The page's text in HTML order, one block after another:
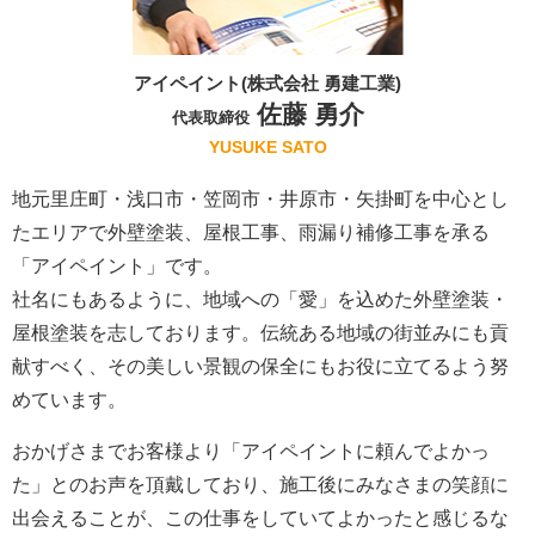
アイペイント(株式会社 勇建工業)
代表取締役佐藤 勇介
YUSUKE SATO
地元里庄町・浅口市・笠岡市・井原市・矢掛町を中心とし
たエリアで外壁塗装、屋根工事、雨漏り補修工事を承る
「アイペイント」です。
社名にもあるように、地域への「愛」を込めた外壁塗装・
屋根塗装を志しております。伝統ある地域の街並みにも貢
献すべく、その美しい景観の保全にもお役に立てるよう努
めています。
おかげさまでお客様より「アイペイントに頼んでよかっ
た」とのお声を頂戴しており、施工後にみなさまの笑顔に
出会えることが、この仕事をしていてよかったと感じるな